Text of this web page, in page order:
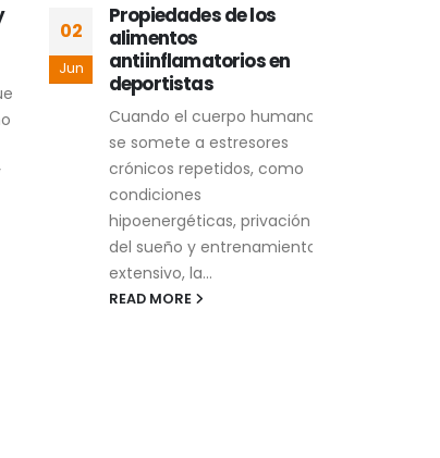
02
Jun
Propiedades de los
alimentos
antiinflamatorios en
deportistas
Cuando el cuerpo humano
se somete a estresores
crónicos repetidos, como
condiciones
hipoenergéticas, privación
del sueño y entrenamiento
extensivo, la...
READ MORE